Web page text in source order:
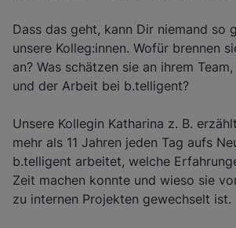
Dass das geht, kann Dir niemand so
unsere Kolleg:innen. Wofür brennen
an? Was schätzen sie an ihrem
und der Arbeit bei b.telligent?
Unsere Kollegin Katharina z. B.
mehr als 11 Jahren jeden Tag aufs
b.telligent arbeitet, welche
Zeit machen konnte und wieso sie
zu internen Projekten gewechselt ist.